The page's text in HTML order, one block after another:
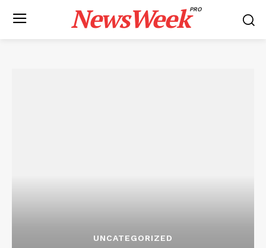
NewsWeekPRO
UNCATEGORIZED